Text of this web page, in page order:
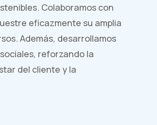
Colaboramos con
eficazmente su amplia
Además, desarrollamos
reforzando la
del cliente y la